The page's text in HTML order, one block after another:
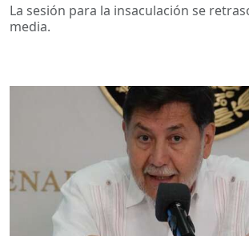
La sesión para la insaculación se
media.